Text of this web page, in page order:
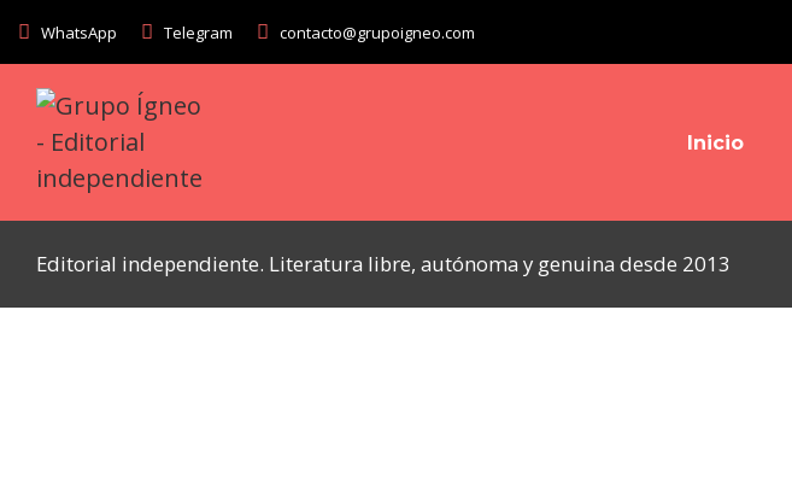
WhatsApp Telegram contacto@grupoigneo.com
Inicio
Editorial independiente. Literatura libre, autónoma y genuina desde 2013